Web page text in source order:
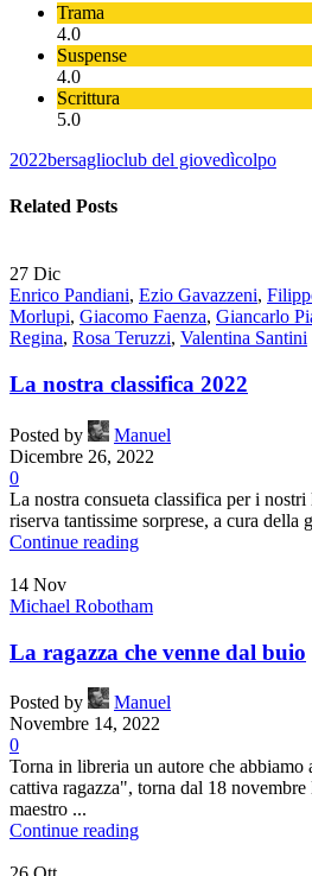
Trama
4.0
Suspense
4.0
Scrittura
5.0
2022bersaglioclub del giovedìcolpo
Related Posts
27 Dic
Enrico Pandiani, Ezio Gavazzeni,
Morlupi, Giacomo Faenza, Giancarlo
Regina, Rosa Teruzzi, Valentina Santini
La nostra classifica 2022
Posted by
Manuel
Dicembre 26, 2022
0
La nostra consueta classifica per i
riserva tantissime sorprese, a cura della
Continue reading
14 Nov
Michael Robotham
La ragazza che venne dal buio
Posted by
Manuel
Novembre 14, 2022
0
Torna in libreria un autore che abbiamo
cattiva ragazza", torna dal 18
maestro ...
Continue reading